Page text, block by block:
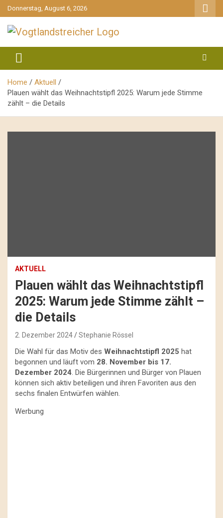
gehe
zum
Inhalt
Donnerstag, August 6, 2026
Vogtlandstreicher
Home
Aktuell
Plauen wählt das Weihnachtstipfl 2025: Warum jede Stimme
zählt – die Details
AKTUELL
Plauen wählt das Weihnachtstipfl
2025: Warum jede Stimme zählt –
die Details
2. Dezember 2024 Stephanie Rössel
Die Wahl für das Motiv des Weihnachtstipfl 2025 hat
begonnen und läuft vom 28. November bis 17.
Dezember 2024. Die Bürgerinnen und Bürger von Plauen
können sich aktiv beteiligen und ihren Favoriten aus den
sechs finalen Entwürfen wählen.
Werbung